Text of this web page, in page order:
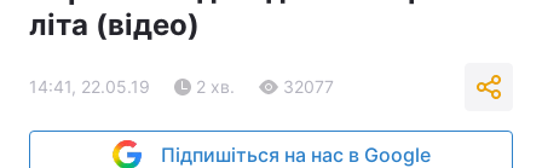
літа (відео)
14:41, 22.05.19 2 хв. 32077
Підпишіться на нас в Google